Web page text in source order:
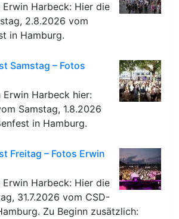
Harbeck: Hier die
2.8.2026 vom
in Hamburg.
Samstag – Fotos
Erwin Harbeck hier:
Samstag, 1.8.2026
in Hamburg.
Freitag – Fotos Erwin
Harbeck: Hier die
31.7.2026 vom CSD-
Zu Beginn zusätzlich: